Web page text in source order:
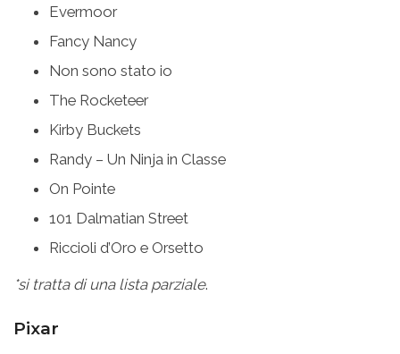
Evermoor
Fancy Nancy
Non sono stato io
The Rocketeer
Kirby Buckets
Randy – Un Ninja in Classe
On Pointe
101 Dalmatian Street
Riccioli d’Oro e Orsetto
*si tratta di una lista parziale.
Pixar